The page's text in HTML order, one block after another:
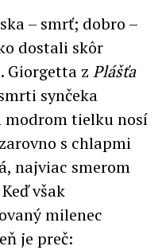
– smrť; dobro –
dostali skôr
Giorgetta z Plášťa
synčeka
modrom tielku nosí
s chlapmi
najviac smerom
však
milenec
je preč: